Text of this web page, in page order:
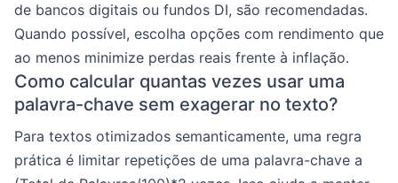
de bancos digitais ou fundos DI, são recomendadas.
Quando possível, escolha opções com rendimento que
ao menos minimize perdas reais frente à inflação.
Como calcular quantas vezes usar uma
palavra-chave sem exagerar no texto?
Para textos otimizados semanticamente, uma regra
prática é limitar repetições de uma palavra-chave a